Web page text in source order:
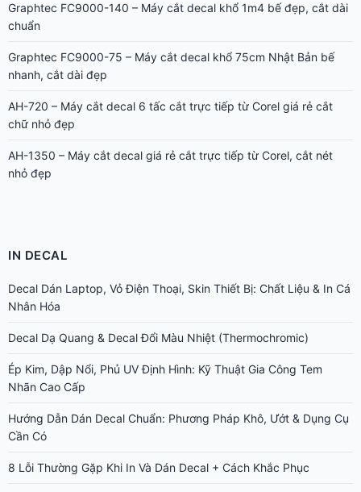
Graphtec FC9000-140 – Máy cắt decal khổ 1m4 bế đẹp, cắt dài
chuẩn
Graphtec FC9000-75 – Máy cắt decal khổ 75cm Nhật Bản bế
nhanh, cắt dài đẹp
AH-720 – Máy cắt decal 6 tấc cắt trực tiếp từ Corel giá rẻ cắt
chữ nhỏ đẹp
AH-1350 – Máy cắt decal giá rẻ cắt trực tiếp từ Corel, cắt nét
nhỏ đẹp
IN DECAL
Decal Dán Laptop, Vỏ Điện Thoại, Skin Thiết Bị: Chất Liệu & In Cá
Nhân Hóa
Decal Dạ Quang & Decal Đổi Màu Nhiệt (Thermochromic)
Ép Kim, Dập Nổi, Phủ UV Định Hình: Kỹ Thuật Gia Công Tem
Nhãn Cao Cấp
Hướng Dẫn Dán Decal Chuẩn: Phương Pháp Khô, Ướt & Dụng Cụ
Cần Có
8 Lỗi Thường Gặp Khi In Và Dán Decal + Cách Khắc Phục